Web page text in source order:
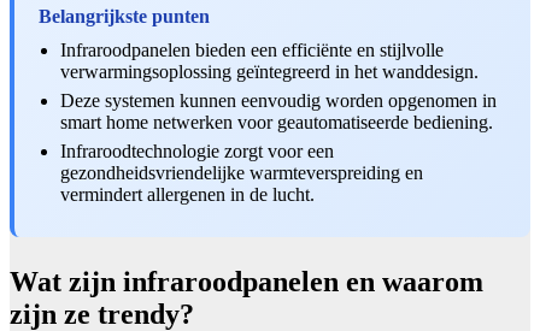
Belangrijkste punten
Infraroodpanelen bieden een efficiënte en stijlvolle
verwarmingsoplossing geïntegreerd in het wanddesign.
Deze systemen kunnen eenvoudig worden opgenomen in
smart home netwerken voor geautomatiseerde bediening.
Infraroodtechnologie zorgt voor een
gezondheidsvriendelijke warmteverspreiding en
vermindert allergenen in de lucht.
Wat zijn infraroodpanelen en waarom
zijn ze trendy?